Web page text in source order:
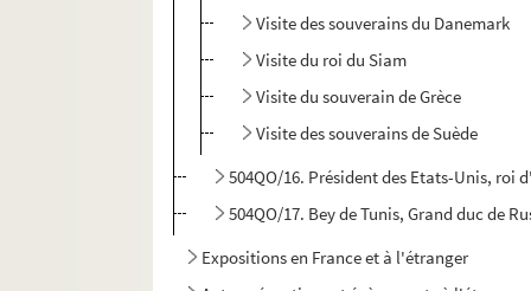
Visite des souverains du Danemark
Visite du roi du Siam
Visite du souverain de Grèce
Visite des souverains de Suède
504QO/16. Président des Etats-Unis, roi
504QO/17. Bey de Tunis, Grand duc de
Expositions en France et à l'étranger